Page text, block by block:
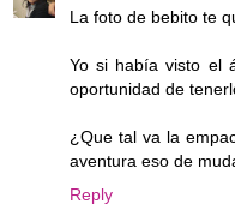
La foto de bebito te
Yo si había visto el
oportunidad de
¿Que tal va la
aventura eso de
Reply